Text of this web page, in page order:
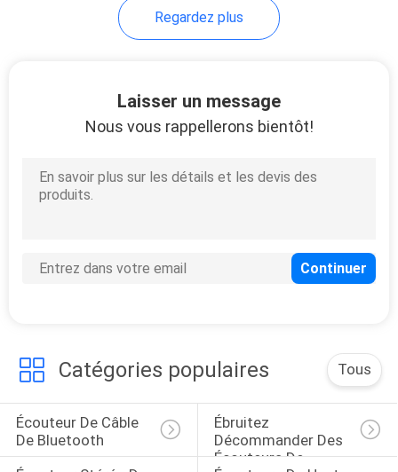
Allumage des
écouteurs de câble
des écouteurs
6
Regardez plus
Laisser un message
Nous vous rappellerons bientôt!
Catégories populaires Tous
Écouteur De Câble
De Bluetooth
Ébruitez
Décommander Des
Écouteurs De